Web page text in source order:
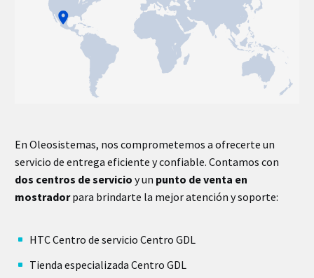
En Oleosistemas, nos comprometemos a ofrecerte un
servicio de entrega eficiente y confiable. Contamos con
dos centros de servicio y un punto de venta en
mostradorpara brindarte la mejor atención y soporte:
HTC Centro de servicio Centro GDL
Tienda especializada Centro GDL